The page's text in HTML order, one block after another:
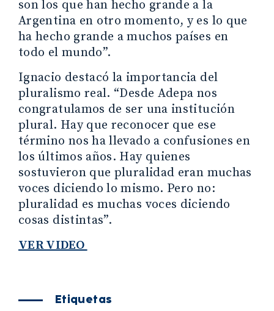
son los que han hecho grande a la
Argentina en otro momento, y es lo que
ha hecho grande a muchos países en
todo el mundo”.
Ignacio destacó la importancia del
pluralismo real. “Desde Adepa nos
congratulamos de ser una institución
plural. Hay que reconocer que ese
término nos ha llevado a confusiones en
los últimos años. Hay quienes
sostuvieron que pluralidad eran muchas
voces diciendo lo mismo. Pero no:
pluralidad es muchas voces diciendo
cosas distintas”.
VER VIDEO
Etiquetas